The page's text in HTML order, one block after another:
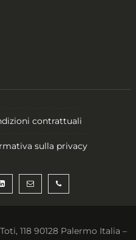
contrattuali
sulla privacy
118 90128 Palermo Italia –